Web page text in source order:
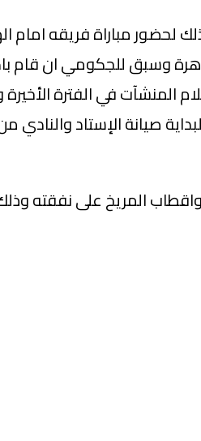
لحضور مباراة فريقه امام
وسبق للجكومي ان قام
المنشآت في الفترة
صيانة الإستاد والنادي
المريخ على نفقته